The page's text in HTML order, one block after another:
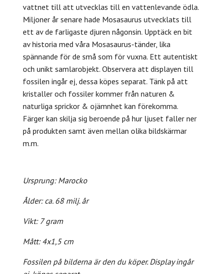
vattnet till att utvecklas till en vattenlevande ödla.
Miljoner år senare hade Mosasaurus utvecklats till
ett av de farligaste djuren någonsin. Upptäck en bit
av historia med våra Mosasaurus-tänder, lika
spännande för de små som för vuxna. Ett autentiskt
och unikt samlarobjekt. Observera att displayen till
fossilen ingår ej, dessa köpes separat. Tänk på att
kristaller och fossiler kommer från naturen &
naturliga sprickor & ojämnhet kan förekomma.
Färger kan skilja sig beroende på hur ljuset faller ner
på produkten samt även mellan olika bildskärmar
m.m.
Ursprung: Marocko
Ålder: ca. 68 milj. år
Vikt: 7 gram
Mått: 4x1,5 cm
Fossilen på bilderna är den du köper. Displayingår